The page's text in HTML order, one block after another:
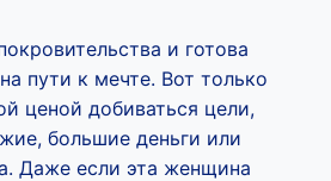
и готова
пути к мечте. Вот только
ценой добиваться цели,
большие деньги или
Даже если эта женщина